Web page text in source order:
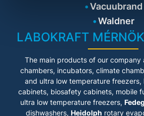
Vacuubrand
Waldner
LABOKRAFT
The main products of our company
chambers, incubators, climate
and ultra low temperature freezers,
cabinets, biosafety cabinets, mobile
ultra low temperature freezers,
dishwashers, Heidolph rotary